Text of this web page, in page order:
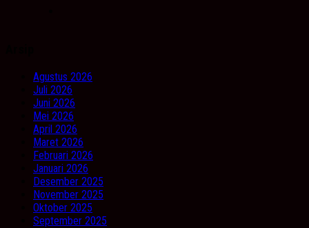
Agustus 2026
Juli 2026
Juni 2026
Mei 2026
April 2026
Maret 2026
Februari 2026
Januari 2026
Desember 2025
November 2025
Oktober 2025
September 2025